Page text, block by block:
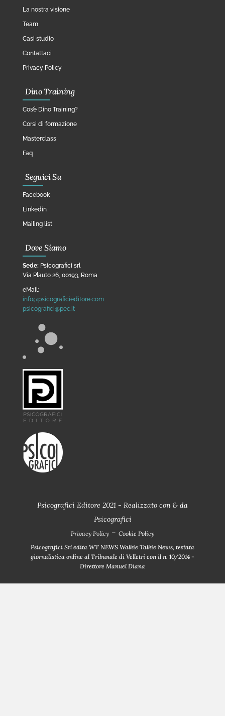
La nostra visione
Team
Casi studio
Contattaci
Privacy Policy
Dino Training
Cos’è Dino Training?
Corsi di formazione
Masterclass
Faq
Seguici Su
Facebook
Linkedin
Mailing list
Dove Siamo
Sede: Psicografici srl
Via Plauto 26, 00193, Roma
eMail:
info@psicograficieditore.com
psicografici@pec.it
Psicografici Editore 2021 - Realizzato con & da
Psicografici
Privacy Policy - Cookie Policy
Psicografici Srl edita WT NEWS Walkie Talkie News, testata
giornalistica online al Tribunale di Velletri con il n. 10/2014 -
Direttore Manuel Diana